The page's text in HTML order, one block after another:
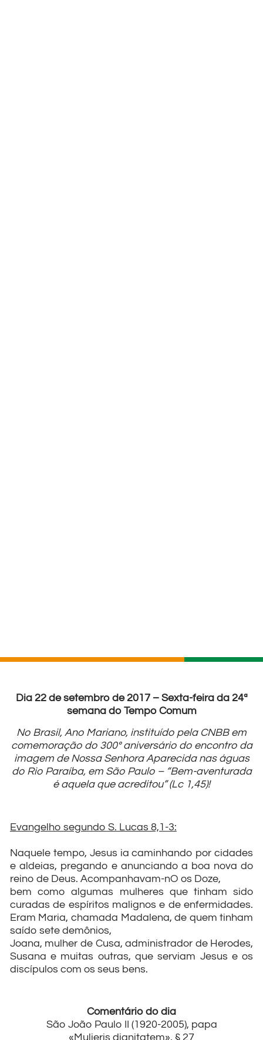
Dia 22 de setembro de 2017 – Sexta-feira da 24ª
semana do Tempo Comum
No Brasil, Ano Mariano, instituído pela CNBB em
comemoração do 300º aniversário do encontro da
imagem de Nossa Senhora Aparecida nas águas
do Rio Paraíba, em São Paulo – “Bem-aventurada
é aquela que acreditou” (Lc 1,45)!
Evangelho segundo S. Lucas 8,1-3:
Naquele tempo, Jesus ia caminhando por cidades
e aldeias, pregando e anunciando a boa nova do
reino de Deus. Acompanhavam-nO os Doze,
bem como algumas mulheres que tinham sido
curadas de espíritos malignos e de enfermidades.
Eram Maria, chamada Madalena, de quem tinham
saído sete demônios,
Joana, mulher de Cusa, administrador de Herodes,
Susana e muitas outras, que serviam Jesus e os
discípulos com os seus bens.
Comentário do dia
São João Paulo II (1920-2005), papa
«Mulieris dignitatem», § 27